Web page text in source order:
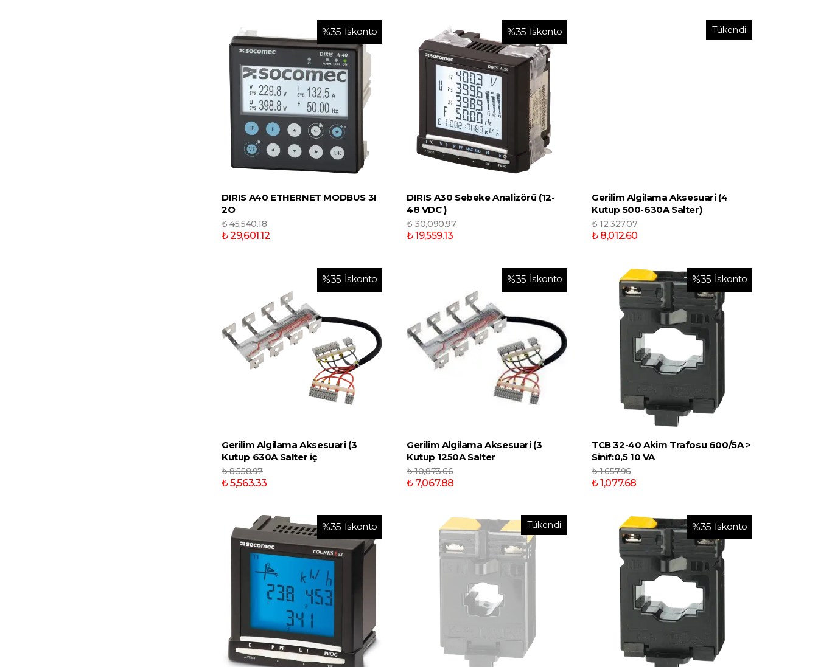
%35 İskonto
DIRIS A40 ETHERNET MODBUS 3I
2O
₺ 45,540.18
₺ 29,601.12
%35 İskonto
DIRIS A30 Sebeke Analizörü (12-
48 VDC )
₺ 30,090.97
₺ 19,559.13
Tükendi
Gerilim Algilama Aksesuari (4
Kutup 500-630A Salter)
₺ 12,327.07
₺ 8,012.60
%35 İskonto
Gerilim Algilama Aksesuari (3
Kutup 630A Salter iç
₺ 8,558.97
₺ 5,563.33
%35 İskonto
Gerilim Algilama Aksesuari (3
Kutup 1250A Salter
₺ 10,873.66
₺ 7,067.88
%35 İskonto
TCB 32-40 Akim Trafosu 600/5A >
Sinif:0,5 10 VA
₺ 1,657.96
₺ 1,077.68
%35 İskonto Tükendi %35 İskonto